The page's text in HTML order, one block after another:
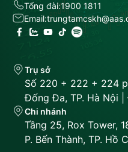
Tổng đài:1900 1811
Email:
Trụ sở
Số 220 + 222 + 224
Đống Đa, TP. Hà Nội
Chi nhánh
Tầng 25, Rox Tower,
P. Bến Thành, TP. Hồ